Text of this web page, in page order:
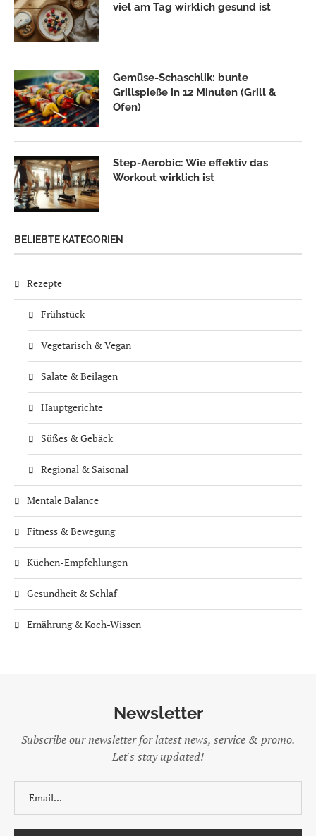
viel am Tag wirklich gesund ist
Gemüse-Schaschlik: bunte
Grillspieße in 12 Minuten (Grill &
Ofen)
Step-Aerobic: Wie effektiv das
Workout wirklich ist
BELIEBTE KATEGORIEN
Rezepte
Frühstück
Vegetarisch & Vegan
Salate & Beilagen
Hauptgerichte
Süßes & Gebäck
Regional & Saisonal
Mentale Balance
Fitness & Bewegung
Küchen-Empfehlungen
Gesundheit & Schlaf
Ernährung & Koch-Wissen
Newsletter
Subscribe our newsletter for latest news, service & promo.
Let's stay updated!